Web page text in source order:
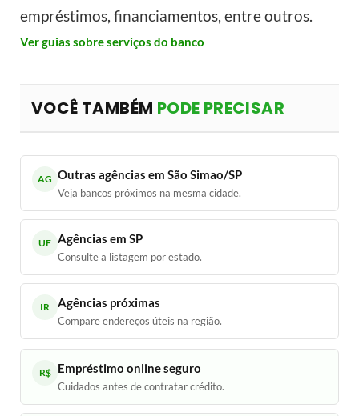
empréstimos, financiamentos, entre outros.
Ver guias sobre serviços do banco
VOCÊ TAMBÉM PODE PRECISAR
AG Outras agências em São Simao/SP
Veja bancos próximos na mesma cidade.
UF Agências em SP
Consulte a listagem por estado.
IR Agências próximas
Compare endereços úteis na região.
R$ Empréstimo online seguro
Cuidados antes de contratar crédito.